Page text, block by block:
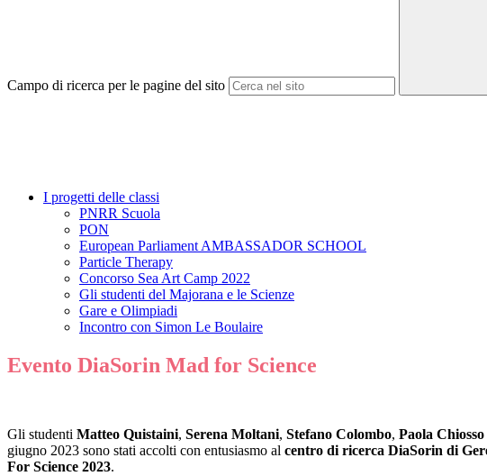
Campo di ricerca per le pagine del sito
I progetti delle classi
PNRR Scuola
PON
European Parliament AMBASSADOR SCHOOL
Particle Therapy
Concorso Sea Art Camp 2022
Gli studenti del Majorana e le Scienze
Gare e Olimpiadi
Incontro con Simon Le Boulaire
Evento DiaSorin Mad for Science
Gli studenti Matteo Quistaini, Serena Moltani, Stefano Colombo, Paola Chiosso
giugno 2023 sono stati accolti con entusiasmo al centro di ricerca DiaSorin di
For Science 2023.